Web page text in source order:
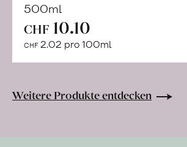
500ml
CHF 10.10
CHF 2.02 pro 100ml
Warenkorb
Weitere Produkte entdecken